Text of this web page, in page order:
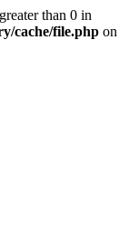
than 0 in
cache/file.php on